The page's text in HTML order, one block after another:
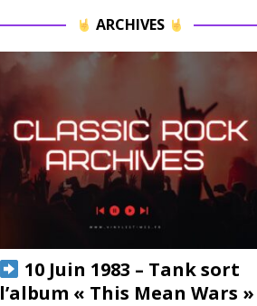
ARCHIVES
10 Juin 1983 – Tank sort
l’album « This Mean Wars »